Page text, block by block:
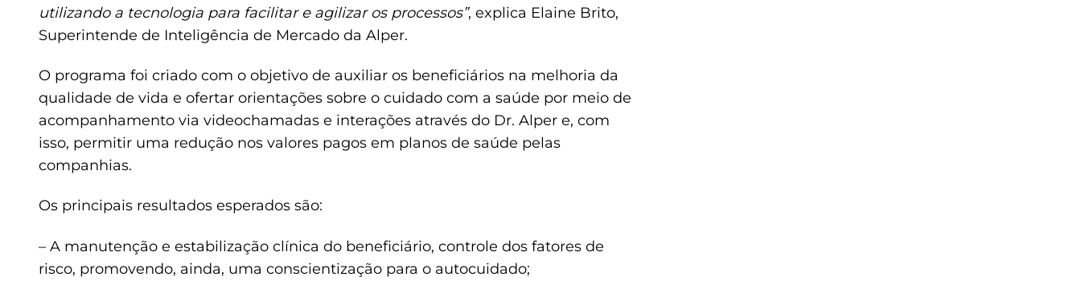
utilizando a tecnologia para facilitar e agilizar os processos”, explica Elaine Brito,
Superintende de Inteligência de Mercado da Alper.
O programa foi criado com o objetivo de auxiliar os beneficiários na melhoria da
qualidade de vida e ofertar orientações sobre o cuidado com a saúde por meio de
acompanhamento via videochamadas e interações através do Dr. Alper e, com
isso, permitir uma redução nos valores pagos em planos de saúde pelas
companhias.
Os principais resultados esperados são:
– A manutenção e estabilização clínica do beneficiário, controle dos fatores de
risco, promovendo, ainda, uma conscientização para o autocuidado;